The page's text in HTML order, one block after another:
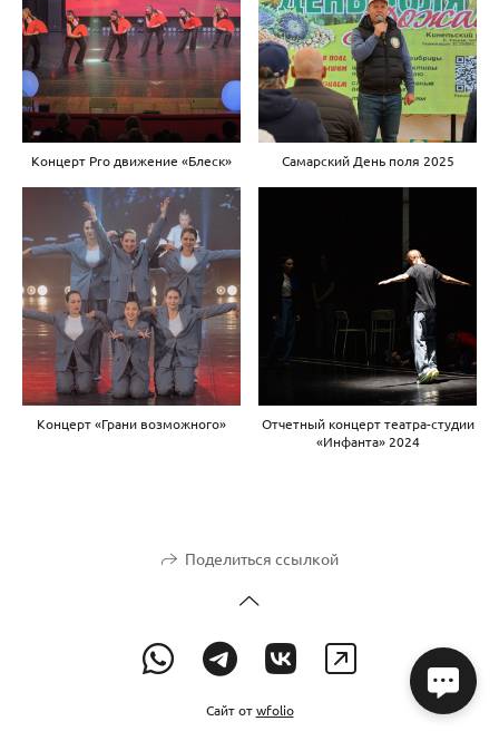
Концерт Pro движение «Блеск» Самарский День поля 2025
Концерт «Грани возможного»
Отчетный концерт театра-студии
«Инфанта» 2024
Поделиться ссылкой
Сайт отwfolio